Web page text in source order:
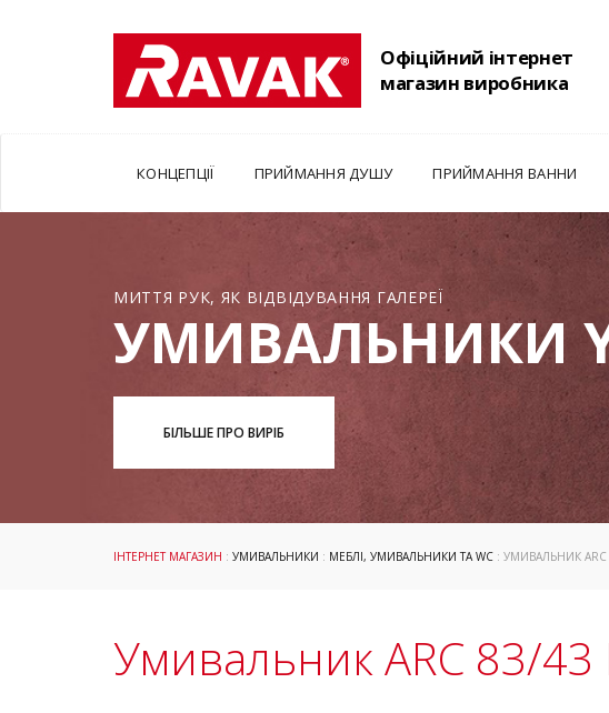
Офіційний інтернет
магазин виробника
КОНЦЕПЦІЇ ПРИЙМАННЯ ДУШУ ПРИЙМАННЯ ВАННИ
МИТТЯ РУК, ЯК ВІДВІДУВАННЯ ГАЛЕРЕЇ
УМИВАЛЬНИКИ
БІЛЬШЕ ПРО ВИРІБ
ІНТЕРНЕТ МАГАЗИН : УМИВАЛЬНИКИ : МЕБЛІ, УМИВАЛЬНИКИ ТА WC : УМИВАЛЬНИК
Умивальник ARC 83/43